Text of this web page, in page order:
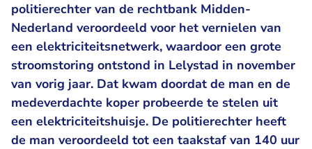
politierechter van de rechtbank Midden-
Nederland veroordeeld voor het vernielen van
een elektriciteitsnetwerk, waardoor een grote
stroomstoring ontstond in Lelystad in november
van vorig jaar. Dat kwam doordat de man en de
medeverdachte koper probeerde te stelen uit
een elektriciteitshuisje. De politierechter heeft
de man veroordeeld tot een taakstaf van 140 uur